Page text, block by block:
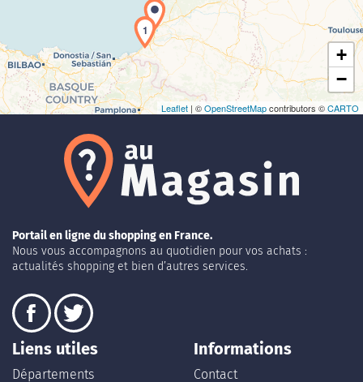
1
+
−
Leaflet | ©OpenStreetMapcontributors ©CARTO
Portail en ligne du shopping en France.
Nous vous accompagnons au quotidien pour vos achats :
actualités shopping et bien d’autres services.
Liens utiles
Départements
Informations
Contact